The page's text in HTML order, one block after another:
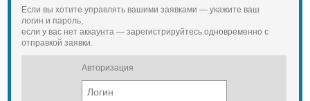
Если вы хотите управлять вашими заявками — укажите ваш
логин и пароль,
если у вас нет аккаунта — зарегистрируйтесь одновременно с
отправкой заявки.
Авторизация